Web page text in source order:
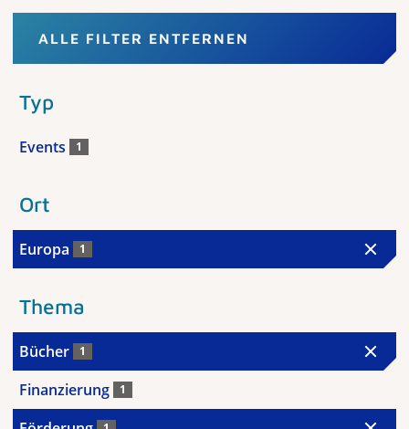
ALLE FILTER ENTFERNEN
Typ
Events 1
Ort
Europa 1
Thema
Bücher 1
Finanzierung 1